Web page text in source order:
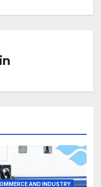
AND INDUSTRY